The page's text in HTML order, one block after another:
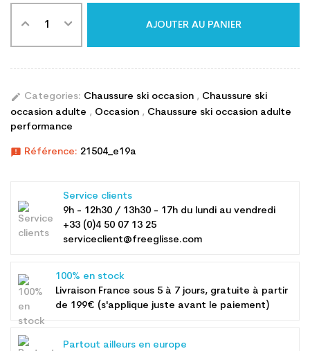
AJOUTER AU PANIER
edit Categories: Chaussure ski occasion , Chaussure ski
occasion adulte , Occasion , Chaussure ski occasion adulte
performance
announcement Référence: 21504_e19a
Service clients
9h - 12h30 / 13h30 - 17h du lundi au vendredi
+33 (0)4 50 07 13 25
serviceclient@freeglisse.com
100% en stock
Livraison France sous 5 à 7 jours, gratuite à partir
de 199€ (s'applique juste avant le paiement)
Partout ailleurs en europe